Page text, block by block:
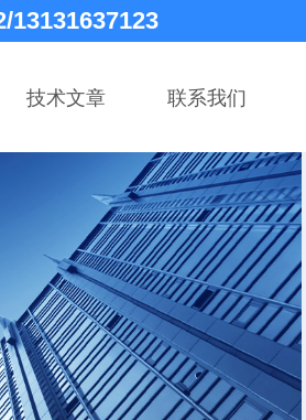
13131637123
技术文章 联系我们